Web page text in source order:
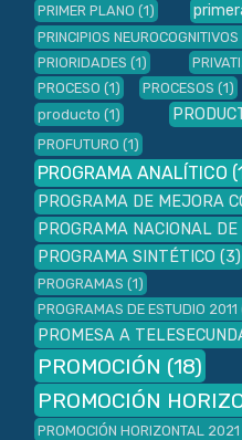
PRIMER PLANO (1)
PRINCIPIOS NEUROCOGNITIVOS
PRIORIDADES (1)
PROCESO (1) PROCESOS (1)
producto (1)
PROFUTURO (1)
PROGRAMA ANALÍTICO
PROGRAMA DE MEJORA
PROGRAMA NACIONAL
PROGRAMA SINTÉTICO (3)
PROGRAMAS (1)
PROGRAMAS DE ESTUDIO 2011
PROMESA A
PROMOCIÓN (18)
PROMOCIÓN
PROMOCIÓN HORIZONTAL 2021